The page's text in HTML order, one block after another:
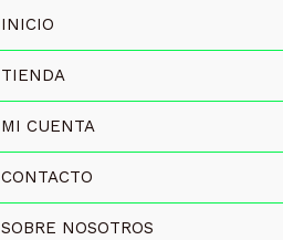
INICIO
TIENDA
MI CUENTA
CONTACTO
SOBRE NOSOTROS